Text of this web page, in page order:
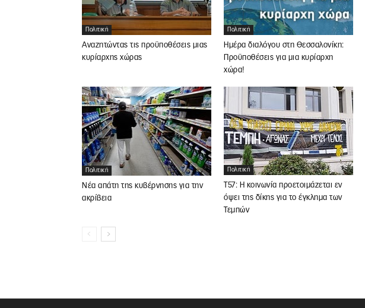
Πολιτική
Αναζητώντας τις προϋποθέσεις μιας
κυρίαρχης χώρας
Πολιτική
Ημέρα διαλόγου στη Θεσσαλονίκη:
Προϋποθέσεις για μια κυρίαρχη
χώρα!
Πολιτική
Νέα απάτη της κυβέρνησης για την
ακρίβεια
Πολιτική
Τ57: Η κοινωνία προετοιμάζεται εν
όψει της δίκης για το έγκλημα των
Τεμπών